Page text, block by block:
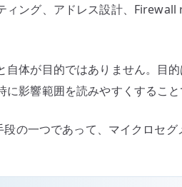
ィング、アドレス設計、
自体が目的ではありません。目
影響範囲を読みやすくすること
の一つであって、マイクロセ